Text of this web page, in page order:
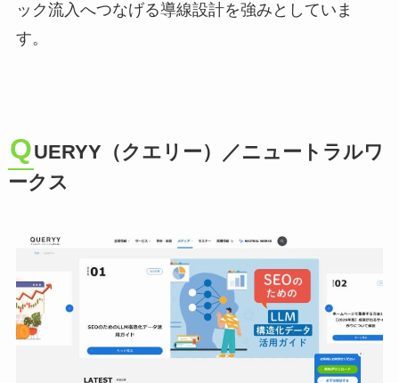
ック流入へつなげる導線設計を強みとしていま
す。
QUERYY（クエリー）／ニュートラルワ
ークス